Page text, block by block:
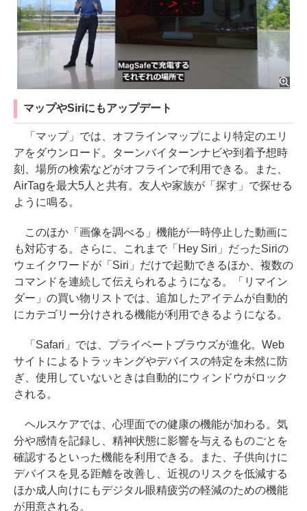
マップやSiriにもアップデート
「マップ」では、オフラインマップにより特定のエリ
アをダウンロード。ターンバイターンナビや到着予想時
刻、場所の検索などがオフラインで利用できる。また、
AirTagを最大5人と共有。友人や家族が「探す」で探せる
ように鳴る。
このほか「画像を調べる」機能が一時停止した動画に
も対応する。さらに、これまで「Hey Siri」だったSiriの
ウェイクワードが「Siri」だけで起動できるほか、複数の
コマンドを連続して伝えられるようになる。「リマイン
ダー」の買い物リストでは、追加したアイテムが自動的
にカテゴリー分けされる機能が利用できるようになる。
「Safari」では、プライベートブラウズが進化。Web
サイトによるトラッキングやデバイスの特定を未然に防
ぎ、使用していないときは自動的にウィンドウがロック
される。
ヘルスケアでは、心理面での健康の機能が加わる。気
分や感情を記録し、精神状態に影響を与えるものごとを
確認するといった機能を利用できる。また、子供向けに
デバイスを見る距離を改善し、近視のリスクを低減する
ほか成人向けにもデジタル眼精疲労の軽減のための機能
が用意される。